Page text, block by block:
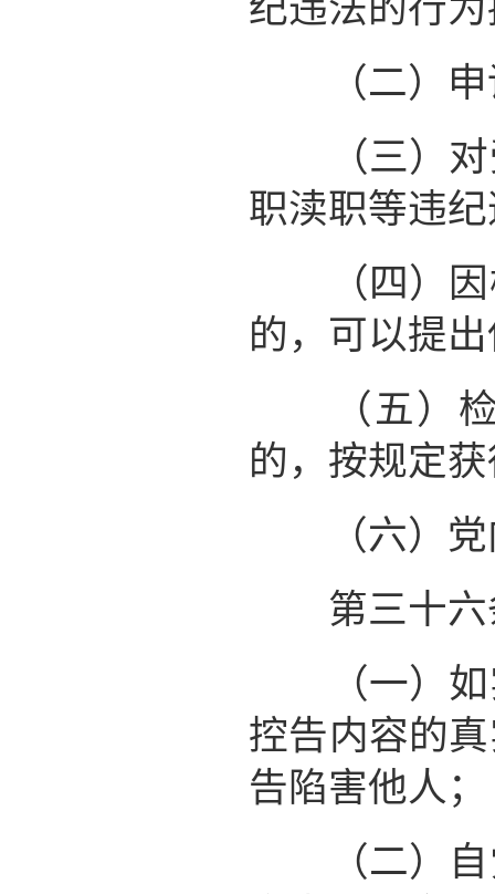
纪违法的行
（二）申
（三）对
职渎职等违
（四）因
的，可以提
（五）检
的，按规定
（六）党
第三十六
（一）如
控告内容的
告陷害他人；
（二）自